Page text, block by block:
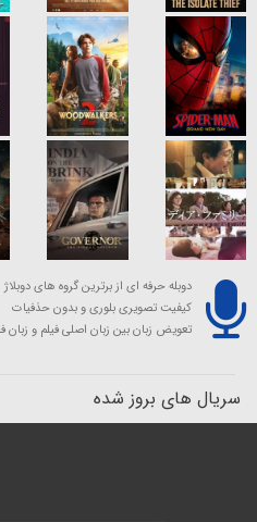
دوبله حرفه ای از برترین گروه های دوبلاژ
کیفیت تصویری بلوری و بدون حذفیات
تعویض زبان بین زبان اصلی فیلم و زبان
سریال های بروز شده